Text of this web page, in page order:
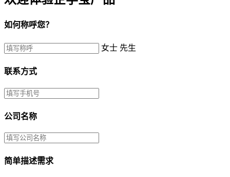
如何称呼您？
女士 先生
联系方式
公司名称
简单描述需求